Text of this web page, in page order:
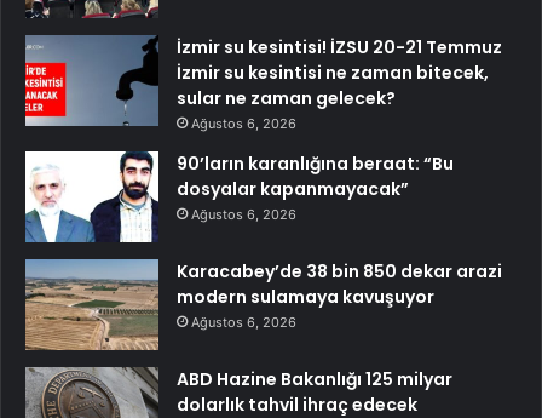
İzmir su kesintisi! İZSU 20-21 Temmuz
İzmir su kesintisi ne zaman bitecek,
sular ne zaman gelecek?
Ağustos 6, 2026
90’ların karanlığına beraat: “Bu
dosyalar kapanmayacak”
Ağustos 6, 2026
Karacabey’de 38 bin 850 dekar arazi
modern sulamaya kavuşuyor
Ağustos 6, 2026
ABD Hazine Bakanlığı 125 milyar
dolarlık tahvil ihraç edecek